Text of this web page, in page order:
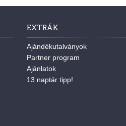
EXTRÁK
Ajándékutalványok
Partner program
Ajánlatok
13 naptár tipp!